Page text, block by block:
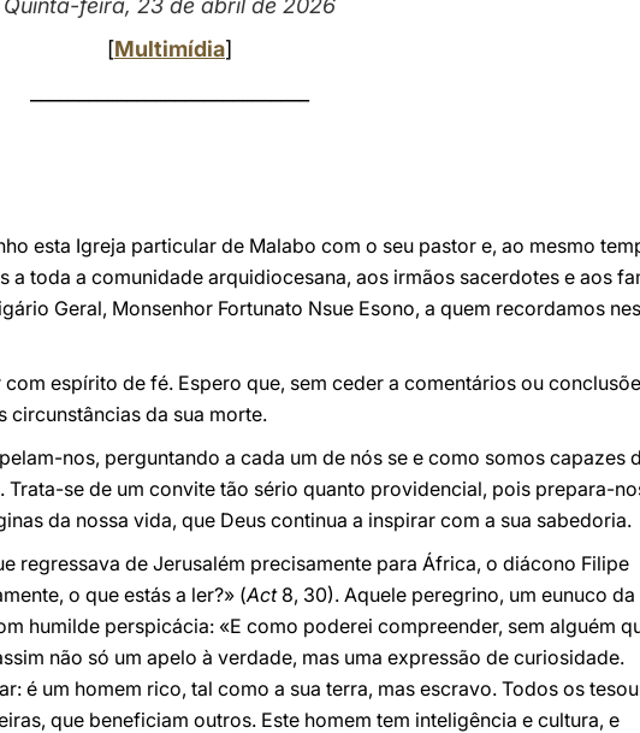
Quinta-feira, 23 de abril de 2026
[Multimídia]
esta Igreja particular de Malabo com o seu pastor e, ao mesmo
a toda a comunidade arquidiocesana, aos irmãos sacerdotes e aos
Geral, Monsenhor Fortunato Nsue Esono, a quem recordamos
espírito de fé. Espero que, sem ceder a comentários ou
circunstâncias da sua morte.
nos, perguntando a cada um de nós se e como somos capazes
se de um convite tão sério quanto providencial, pois prepara-
da nossa vida, que Deus continua a inspirar com a sua sabedoria.
regressava de Jerusalém precisamente para África, o diácono Filipe
o que estás a ler?» (Act8, 30). Aquele peregrino, um eunuco da
humilde perspicácia: «E como poderei compreender, sem alguém
não só um apelo à verdade, mas uma expressão de curiosidade.
é um homem rico, tal como a sua terra, mas escravo. Todos os
que beneficiam outros. Este homem tem inteligência e cultura, e